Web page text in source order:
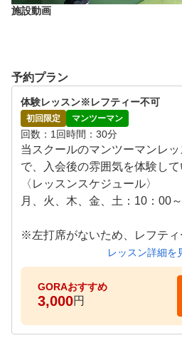
施設動画
予約プラン
体験レッスン※レフティー不可
初回限定 マンツーマン
回数 1回時間 30分
当スクールのマンツーマンレ
で、入会後の雰囲気を体験して
〈レッスンスケジュール〉
月、火、木、金、土：10：00
※左打席がないため、レフテ
行っておりません。レッスン詳細を
GORAおすすめ
3,000円